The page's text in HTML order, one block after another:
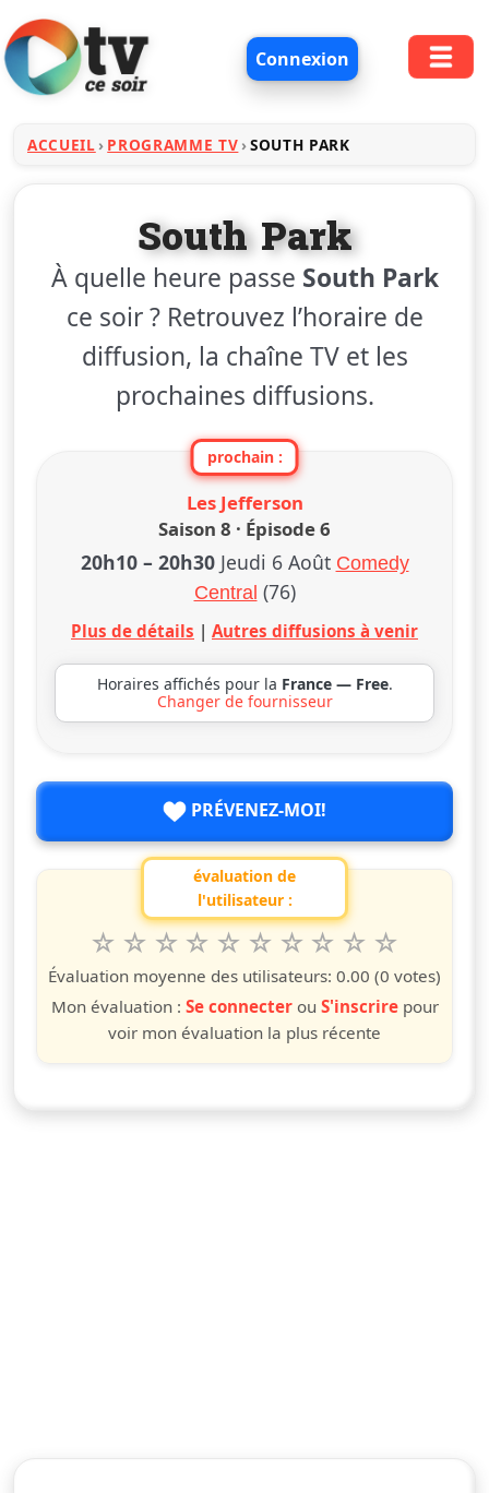
Connexion
ACCUEIL PROGRAMME TV SOUTH PARK
South Park
À quelle heure passe South Park
ce soir ? Retrouvez l’horaire de
diffusion, la chaîne TV et les
prochaines diffusions.
prochain :
Les Jefferson
Saison 8 · Épisode 6
20h10– 20h30 Jeudi 6 Août Comedy
Central (76)
Plus de détails | Autres diffusions à venir
Horaires affichés pour la France — Free.
Changer de fournisseur
PRÉVENEZ-MOI!
évaluation de
l'utilisateur :
questo spettacolo da 1 a 10 étoiles
10
étoiles
9
étoiles
8
étoiles
7
étoiles
6
étoiles
5
étoiles
4
étoiles
3
étoiles
2
étoiles
étoile
Évaluation moyenne des utilisateurs: 0.00 (0 votes)
Mon évaluation : Se connecterou S'inscrirepour
voir mon évaluation la plus récente